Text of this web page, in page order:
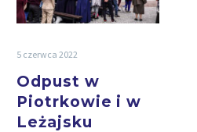
5 czerwca 2022
Odpust w
Piotrkowie i w
Leżajsku